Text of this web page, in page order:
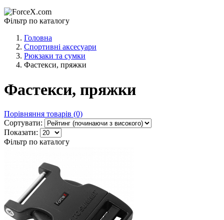
Фільтр по каталогу
Головна
Спортивні аксесуари
Рюкзаки та сумки
Фастекси, пряжки
Фастекси, пряжки
Порівняння товарів (0)
Сортувати:
Показати:
Фільтр по каталогу